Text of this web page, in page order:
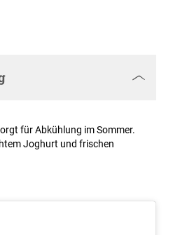
für Abkühlung im Sommer.
Joghurt und frischen